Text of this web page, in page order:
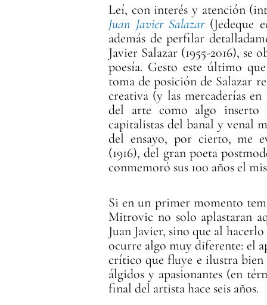
Leí, con interés y atención
Juan Javier Salazar (Jedeque
además de perfilar
Javier Salazar (1955-2016),
poesía. Gesto este último
toma de posición de Salazar
creativa (y las mercaderías
del arte como algo inserto
capitalistas del banal y venal
del ensayo, por cierto, me
(1916), del gran poeta
conmemoró sus 100 años el
Si en un primer momento
Mitrovic no solo aplastaran
Juan Javier, sino que al
ocurre algo muy diferente: el
crítico que fluye e ilustra bien
álgidos y apasionantes (en
final del artista hace seis años.